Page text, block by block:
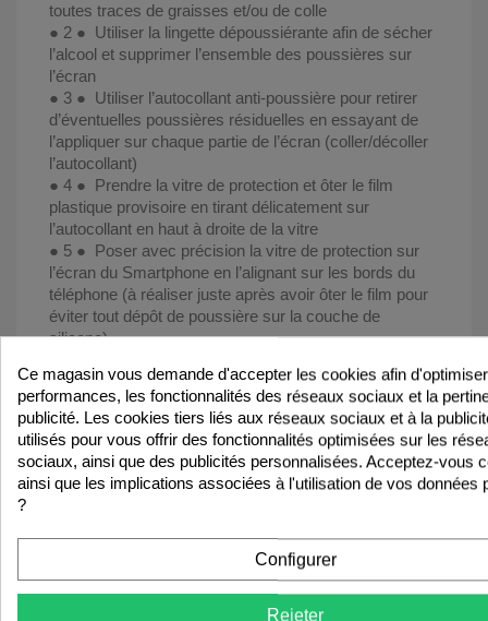
toutes traces de graisses et/ou de colle
● 2 ● Utiliser la lingette dépoussiérante afin de sécher
l’alcool et supprimer l’ensemble des poussières sur
l’écran
● 3 ● Utiliser l’autocollant anti-poussière pour retirer
d’éventuelles poussières résiduelles en essayant de
l’appliquer sur chaque partie de l’écran (coller/décoller
l’autocollant)
● 4 ● Prendre la vitre de protection et ôter le film
plastique provisoire en tirant délicatement sur
l’autocollant en haut à droite de la vitre
● 5 ● Poser avec précision la vitre de protection sur
l’écran du Smartphone en l’alignant sur les bords du
téléphone (à réaliser juste après avoir ôter le film pour
éviter tout dépôt de poussière sur la couche de
silicone)
ℹ️ Si la vitre est mal placée ou si une tache/poussière
résistante provoque une bulle d’air il est possible de la
décoller pour la replacer immédiatement en veillant à
ne pas laisser de poussière se poser sur le joint de
silicone
Ce magasin vous demande d'accepter les cookies afin
performances, les fonctionnalités des réseaux sociaux et la
publicité. Les cookies tiers liés aux réseaux sociaux et à la
utilisés pour vous offrir des fonctionnalités optimisées sur les
sociaux, ainsi que des publicités personnalisées. Acceptez-vous
ainsi que les implications associées à l'utilisation de vos données
?
Configurer
Rejeter